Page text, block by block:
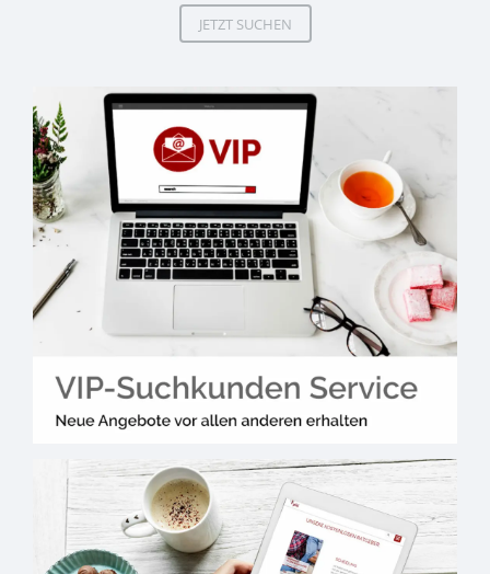
JETZT SUCHEN